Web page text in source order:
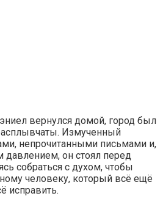
вернулся домой, город был
Измученный
непрочитанными письмами и,
давлением, он стоял перед
собраться с духом, чтобы
человеку, который всё ещё
исправить.